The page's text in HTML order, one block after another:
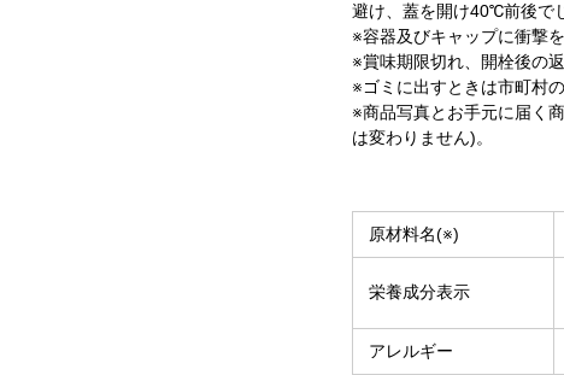
避け、蓋を開け40℃前後で
※容器及びキャップに衝撃
※賞味期限切れ、開栓後の
※ゴミに出すときは市町村
※商品写真とお手元に届く
は変わりません)。
原材料名(※)
栄養成分表示
アレルギー